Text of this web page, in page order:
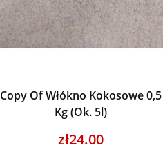
Copy Of Włókno Kokosowe 0,5
Kg (ok. 5l)
zł24.00